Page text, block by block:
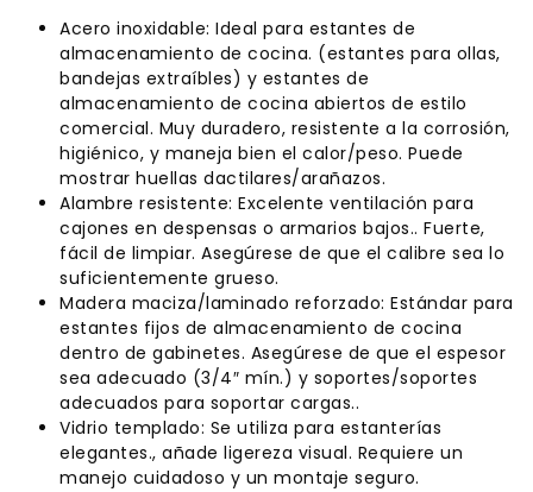
Acero inoxidable: Ideal para estantes de
almacenamiento de cocina. (estantes para ollas,
bandejas extraíbles) y estantes de
almacenamiento de cocina abiertos de estilo
comercial. Muy duradero, resistente a la corrosión,
higiénico, y maneja bien el calor/peso. Puede
mostrar huellas dactilares/arañazos.
Alambre resistente: Excelente ventilación para
cajones en despensas o armarios bajos.. Fuerte,
fácil de limpiar. Asegúrese de que el calibre sea lo
suficientemente grueso.
Madera maciza/laminado reforzado: Estándar para
estantes fijos de almacenamiento de cocina
dentro de gabinetes. Asegúrese de que el espesor
sea adecuado (3/4″ mín.) y soportes/soportes
adecuados para soportar cargas..
Vidrio templado: Se utiliza para estanterías
elegantes., añade ligereza visual. Requiere un
manejo cuidadoso y un montaje seguro.